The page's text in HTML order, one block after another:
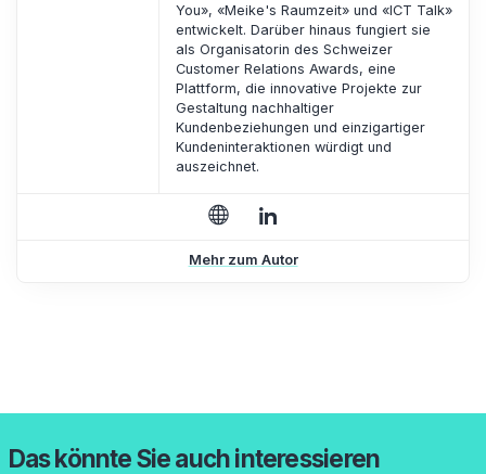
You», «Meike's Raumzeit» und «ICT Talk»
entwickelt. Darüber hinaus fungiert sie
als Organisatorin des Schweizer
Customer Relations Awards, eine
Plattform, die innovative Projekte zur
Gestaltung nachhaltiger
Kundenbeziehungen und einzigartiger
Kundeninteraktionen würdigt und
auszeichnet.
Mehr zum Autor
Das könnte Sie auch interessieren